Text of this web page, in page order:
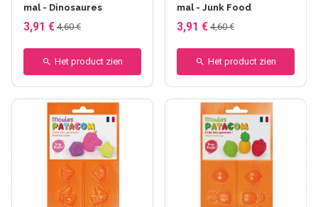
mal - Dinosaures
3,91 € 4,60 €
Het product zien
mal - Junk Food
3,91 € 4,60 €
Het product zien